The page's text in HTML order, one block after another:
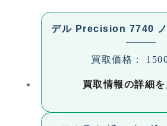
デル Precision 7740 ノ
買取価格：
買取情報の詳細を